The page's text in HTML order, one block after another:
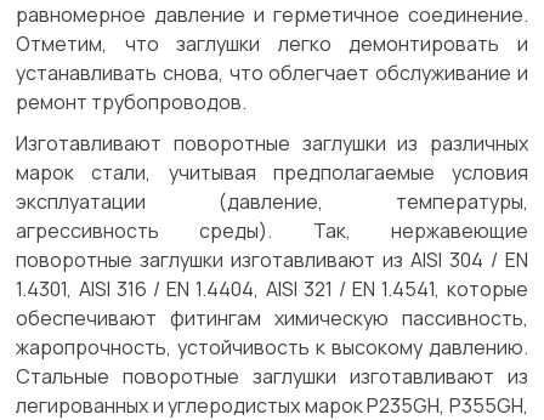
равномерное давление и герметичное соединение.
Отметим, что заглушки легко демонтировать и
устанавливать снова, что облегчает обслуживание и
ремонт трубопроводов.
Изготавливают поворотные заглушки из различных
марок стали, учитывая предполагаемые условия
эксплуатации (давление, температуры,
агрессивность среды). Так, нержавеющие
поворотные заглушки изготавливают из AISI 304 / EN
1.4301, AISI 316 / EN 1.4404, AISI 321 / EN 1.4541, которые
обеспечивают фитингам химическую пассивность,
жаропрочность, устойчивость к высокому давлению.
Стальные поворотные заглушки изготавливают из
легированных и углеродистых марок P235GH, P355GH,